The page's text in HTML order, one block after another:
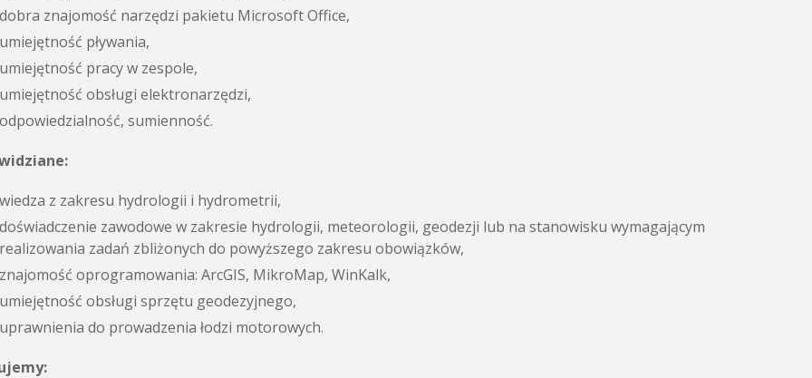
dobra znajomość narzędzi pakietu Microsoft Office,
umiejętność pływania,
umiejętność pracy w zespole,
umiejętność obsługi elektronarzędzi,
odpowiedzialność, sumienność.
wiedza z zakresu hydrologii i hydrometrii,
doświadczenie zawodowe w zakresie hydrologii, meteorologii, geodezji lub na stanowisku wymagającym
realizowania zadań zbliżonych do powyższego zakresu obowiązków,
znajomość oprogramowania: ArcGIS, MikroMap, WinKalk,
umiejętność obsługi sprzętu geodezyjnego,
uprawnienia do prowadzenia łodzi motorowych.